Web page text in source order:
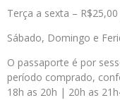
Terça a sexta –
Sábado, Domingo e
O passaporte é por
período comprado,
18h as 20h | 20h as